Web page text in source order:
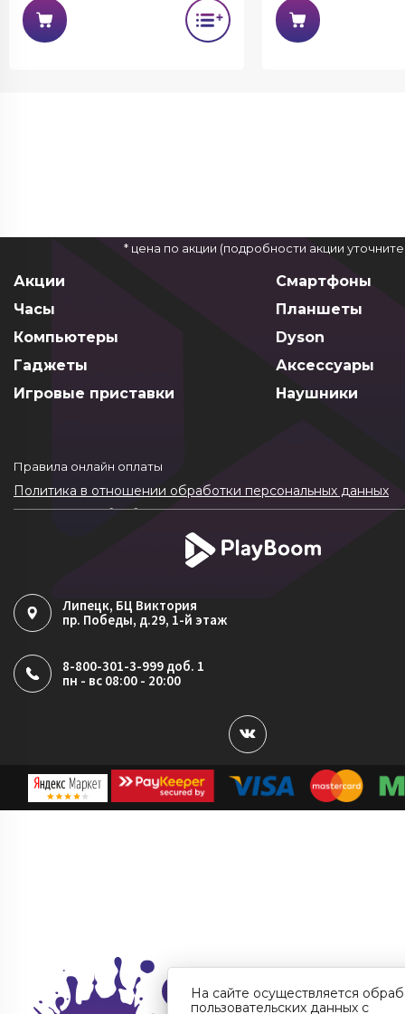
* цена по акции (подробности акции
Акции
Смартфоны
Часы
Планшеты
Компьютеры
Dyson
Гаджеты
Аксессуары
Игровые приставки
Наушники
Правила онлайн оплаты
Политика в отношении обработки персональных данных
Согласие на обработку ПДн
Политика обработки файлов cookie
Липецк, БЦ Виктория
пр. Победы, д.29, 1-й этаж
8-800-301-3-999 доб. 1
пн - вс 08:00 - 20:00
На сайте осуществляется
пользовательских данных с